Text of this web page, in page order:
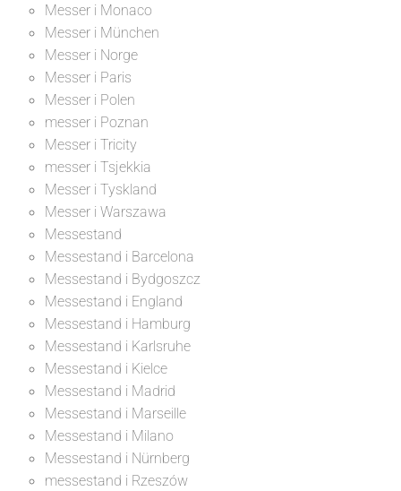
Messer i Monaco
Messer i München
Messer i Norge
Messer i Paris
Messer i Polen
messer i Poznan
Messer i Tricity
messer i Tsjekkia
Messer i Tyskland
Messer i Warszawa
Messestand
Messestand i Barcelona
Messestand i Bydgoszcz
Messestand i England
Messestand i Hamburg
Messestand i Karlsruhe
Messestand i Kielce
Messestand i Madrid
Messestand i Marseille
Messestand i Milano
Messestand i Nürnberg
messestand i Rzeszów